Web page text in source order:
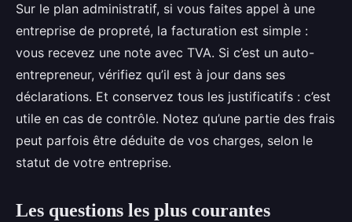
Sur le plan administratif, si vous faites appel à une
entreprise de propreté, la facturation est simple :
vous recevez une note avec TVA. Si c’est un auto-
entrepreneur, vérifiez qu’il est à jour dans ses
déclarations. Et conservez tous les justificatifs : c’est
utile en cas de contrôle. Notez qu’une partie des frais
peut parfois être déduite de vos charges, selon le
statut de votre entreprise.
Les questions les plus courantes